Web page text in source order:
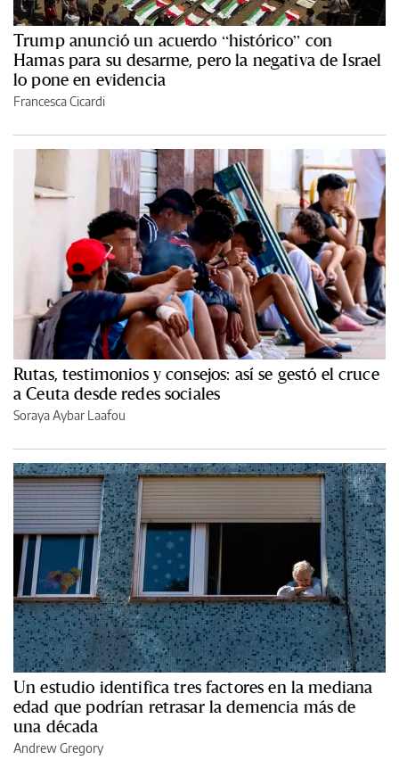
Trump anunció un acuerdo “histórico” con
Hamas para su desarme, pero la negativa de Israel
lo pone en evidencia
Francesca Cicardi
Rutas, testimonios y consejos: así se gestó el cruce
a Ceuta desde redes sociales
Soraya Aybar Laafou
Un estudio identifica tres factores en la mediana
edad que podrían retrasar la demencia más de
una década
Andrew Gregory